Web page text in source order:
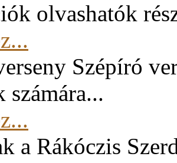
olvashatók
Szépíró
a Rákóczis